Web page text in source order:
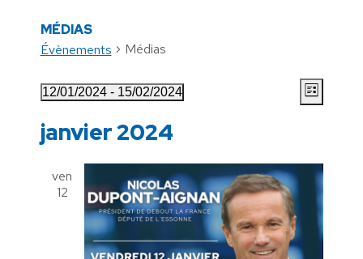
MÉDIAS
Évènements
Médias
ÉVÈNEMENTS Liste
12/01/2024 - 15/02/2024
une
date.
janvier 2024
ven
12